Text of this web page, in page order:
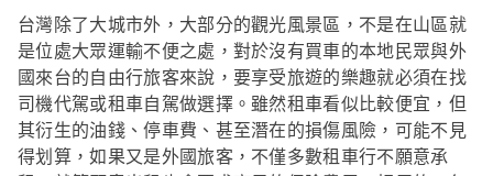
台灣除了大城市外，大部分的觀光風景區，不是在山區就
是位處大眾運輸不便之處，對於沒有買車的本地民眾與外
國來台的自由行旅客來說，要享受旅遊的樂趣就必須在找
司機代駕或租車自駕做選擇。雖然租車看似比較便宜，但
其衍生的油錢、停車費、甚至潛在的損傷風險，可能不見
得划算，如果又是外國旅客，不僅多數租車行不願意承